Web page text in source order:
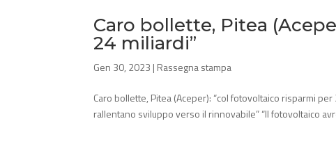
Caro bollette, Pitea
24 miliardi”
Gen 30, 2023 | Rassegna stampa
Caro bollette, Pitea (Aceper): “col fotovoltaico risparmi
rallentano sviluppo verso il rinnovabile” “Il fotovoltaico